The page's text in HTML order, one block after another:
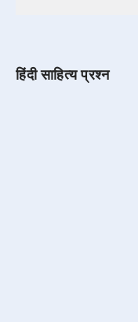
हिंदी साहित्य प्रश्न